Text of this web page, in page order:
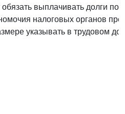
обязать выплачивать долги по
налоговых органов
указывать в трудовом